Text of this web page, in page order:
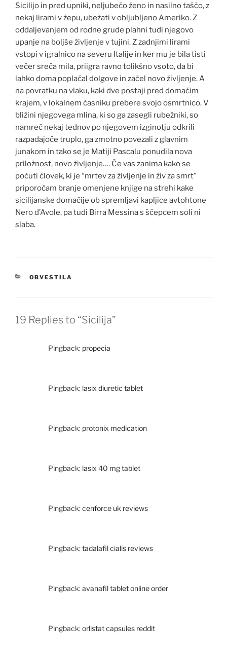
Sicilijo in pred upniki, neljubečo ženo in nasilno taščo, z
nekaj lirami v žepu, ubežati v obljubljeno Ameriko. Z
oddaljevanjem od rodne grude plahni tudi njegovo
upanje na boljše življenje v tujini. Z zadnjimi lirami
vstopi v igralnico na severu Italije in ker mu je bila tisti
večer sreča mila, priigra ravno tolikšno vsoto, da bi
lahko doma poplačal dolgove in začel novo življenje. A
na povratku na vlaku, kaki dve postaji pred domačim
krajem, v lokalnem časniku prebere svojo osmrtnico. V
bližini njegovega mlina, ki so ga zasegli rubežniki, so
namreč nekaj tednov po njegovem izginotju odkrili
razpadajoče truplo, ga zmotno povezali z glavnim
junakom in tako se je Matiji Pascalu ponudila nova
priložnost, novo življenje…. Če vas zanima kako se
počuti človek, ki je “mrtev za življenje in živ za smrt”
priporočam branje omenjene knjige na strehi kake
sicilijanske domačije ob spremljavi kapljice avtohtone
Nero d’Avole, pa tudi Birra Messina s ščepcem soli ni
slaba.
KATEGORIJE
OBVESTILA
19 Replies to “Sicilija”
Pingback: propecia
Pingback: lasix diuretic tablet
Pingback: protonix medication
Pingback: lasix 40 mg tablet
Pingback:cenforce uk reviews
Pingback:tadalafil cialis reviews
Pingback:avanafil tablet online order
Pingback:orlistat capsules reddit